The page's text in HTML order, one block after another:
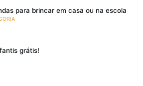
para brincar em casa ou na escola
grátis!